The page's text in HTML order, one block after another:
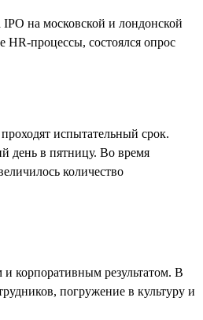
на московской и лондонской
HR-процессы, состоялся опрос
испытательный срок.
день в пятницу. Во время
количество
корпоративным результатом. В
погружение в культуру и